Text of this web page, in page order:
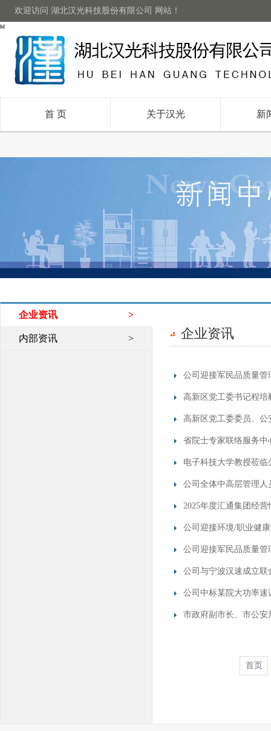
欢迎访问 湖北汉光科技股份有限公司 网站！
ы
首 页 关于汉光 新
企业资讯 >
内部资讯 > 企业资讯
公司迎接军民品质量管
高新区党工委书记程培
高新区党工委委员、
省院士专家联络服务
电子科技大学教授莅
公司全体中高层管理人
2025年度汇通集团经
公司迎接环境/职业健
公司迎接军民品质量
公司与宁波汉速成立联
公司中标某院大功率速
市政府副市长、市公
首页